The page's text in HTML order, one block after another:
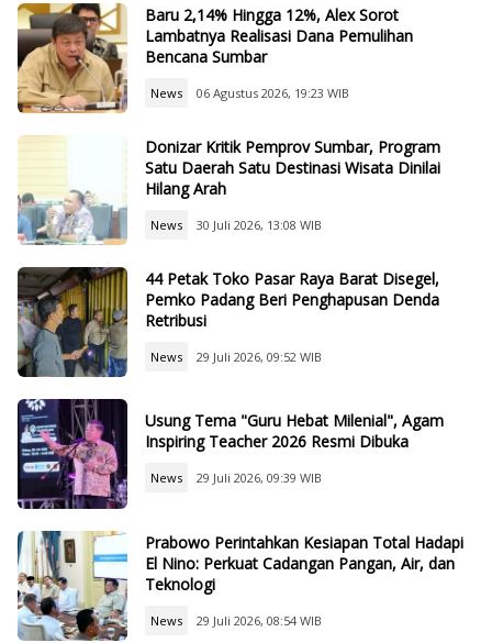
Baru 2,14% Hingga 12%, Alex Sorot
Lambatnya Realisasi Dana Pemulihan
Bencana Sumbar
News 06 Agustus 2026, 19:23 WIB
Donizar Kritik Pemprov Sumbar, Program
Satu Daerah Satu Destinasi Wisata Dinilai
Hilang Arah
News 30 Juli 2026, 13:08 WIB
44 Petak Toko Pasar Raya Barat Disegel,
Pemko Padang Beri Penghapusan Denda
Retribusi
News 29 Juli 2026, 09:52 WIB
Usung Tema "Guru Hebat Milenial", Agam
Inspiring Teacher 2026 Resmi Dibuka
News 29 Juli 2026, 09:39 WIB
Prabowo Perintahkan Kesiapan Total Hadapi
El Nino: Perkuat Cadangan Pangan, Air, dan
Teknologi
News 29 Juli 2026, 08:54 WIB